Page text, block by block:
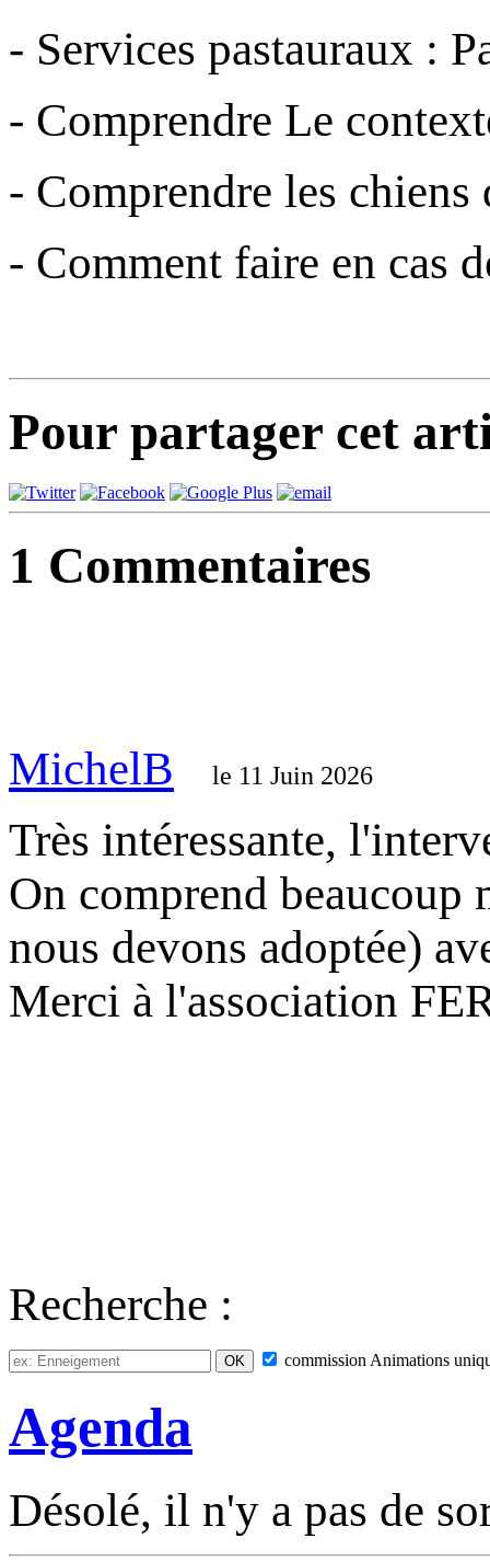
- Services pastauraux :
- Comprendre Le
- Comprendre les
- Comment faire en cas
Pour partager cet
1 Commentaires
MichelB le 11 Juin 2026
Très intéressante,
On comprend
nous devons adoptée)
Merci à l'association
Recherche :
commission Animations
Agenda
Désolé, il n'y a pas de